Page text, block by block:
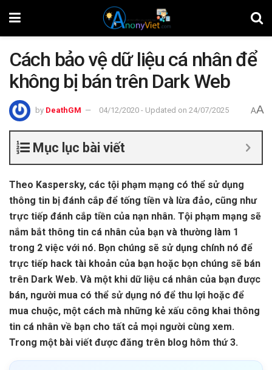
Cách bảo vệ dữ liệu cá nhân để
không bị bán trên Dark Web
by DeathGM 04/12/2020 - Updated on 24/07/2025 AA
Mục lục bài viết
Theo Kaspersky, các tội phạm mạng có thể sử dụng
thông tin bị đánh cắp để tống tiền và lừa đảo, cũng như
trực tiếp đánh cắp tiền của nạn nhân. Tội phạm mạng sẽ
nắm bắt thông tin cá nhân của bạn và thường làm 1
trong 2 việc với nó. Bọn chúng sẽ sử dụng chính nó để
trực tiếp hack tài khoản của bạn hoặc bọn chúng sẽ bán
trên Dark Web. Và một khi dữ liệu cá nhân của bạn được
bán, người mua có thể sử dụng nó để thu lợi hoặc để
mua chuộc, một cách mà những kẻ xấu công khai thông
tin cá nhân về bạn cho tất cả mọi người cùng xem.
Trong một bài viết được đăng trên blog hôm thứ 3.